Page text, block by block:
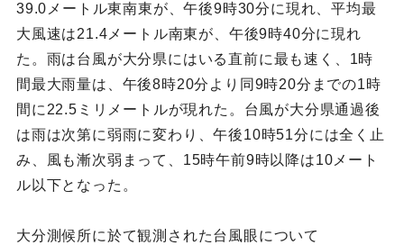
39.0メートル東南東が、午後9時30分に現れ、平均最
大風速は21.4メートル南東が、午後9時40分に現れ
た。雨は台風が大分県にはいる直前に最も速く、1時
間最大雨量は、午後8時20分より同9時20分までの1時
間に22.5ミリメートルが現れた。台風が大分県通過後
は雨は次第に弱雨に変わり、午後10時51分には全く止
み、風も漸次弱まって、15時午前9時以降は10メート
ル以下となった。
大分測候所に於て観測された台風眼について